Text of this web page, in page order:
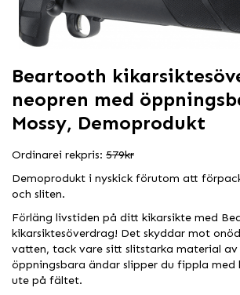
Beartooth
neopren med
Mossy, Demoprodukt
Ordinarei rekpris: 579kr
Demoprodukt i nyskick förutom att
och sliten.
Förläng livstiden på ditt kikarsikte med
kikarsiktesöverdrag! Det skyddar mot
vatten, tack vare sitt slitstarka material av
öppningsbara ändar slipper du fippla med
ute på fältet.